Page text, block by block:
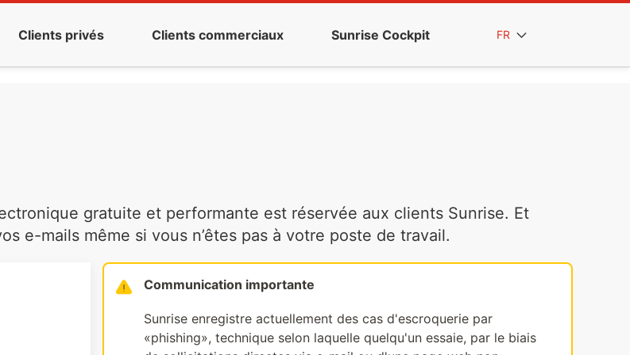
Clients privés Clients commerciaux Sunrise Cockpit FR
gratuite et performante est réservée aux clients Sunrise. Et
e-mails même si vous n’êtes pas à votre poste de travail.
Communication importante
Sunrise enregistre actuellement des cas d'escroquerie par
«phishing», technique selon laquelle quelqu'un essaie, par le biais